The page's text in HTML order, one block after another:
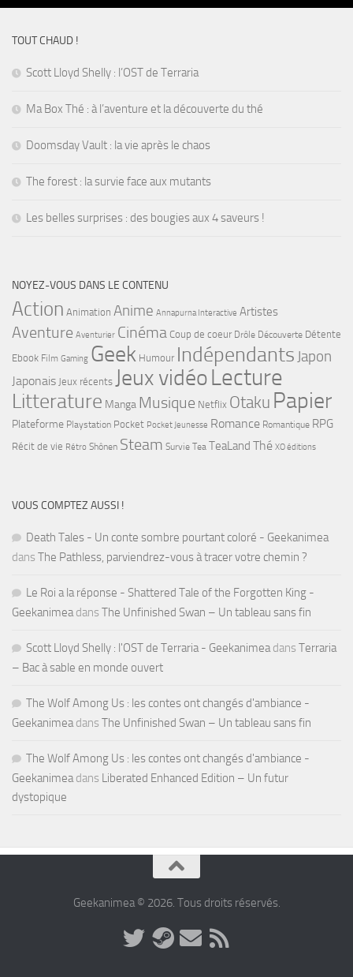
TOUT CHAUD !
Scott Lloyd Shelly : l’OST de Terraria
Ma Box Thé : à l’aventure et la découverte du thé
Doomsday Vault : la vie après le chaos
The forest : la survie face aux mutants
Les belles surprises : des bougies aux 4 saveurs !
NOYEZ-VOUS DANS LE CONTENU
Action Animation Anime Annapurna Interactive Artistes
Aventure Aventurier Cinéma Coup de coeur Drôle Découverte Détente
Ebook Film Gaming Geek Humour Indépendants Japon
Japonais Jeux récents Jeux vidéoLecture
Litterature Manga Musique Netflix Otaku Papier
Plateforme Playstation Pocket Pocket Jeunesse Romance Romantique RPG
Récit de vie Rétro Shônen Steam Survie Tea TeaLand Thé XO éditions
VOUS COMPTEZ AUSSI !
Death Tales - Un conte sombre pourtant coloré - Geekanimea
dans The Pathless, parviendrez-vous à tracer votre chemin ?
Le Roi a la réponse - Shattered Tale of the Forgotten King -
Geekanimeadans The Unfinished Swan – Un tableau sans fin
Scott Lloyd Shelly : l'OST de Terraria - Geekanimeadans Terraria
– Bac à sable en monde ouvert
The Wolf Among Us : les contes ont changés d'ambiance -
Geekanimeadans The Unfinished Swan – Un tableau sans fin
The Wolf Among Us : les contes ont changés d'ambiance -
Geekanimeadans Liberated Enhanced Edition – Un futur
dystopique
Geekanimea © 2026. Tous droits réservés.